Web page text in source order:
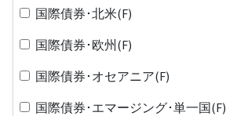
国際債券･北米(F)
国際債券･欧州(F)
国際債券･オセアニア(F)
国際債券･エマージング･単一国(F)